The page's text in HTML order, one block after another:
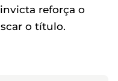
reforça o
o título.